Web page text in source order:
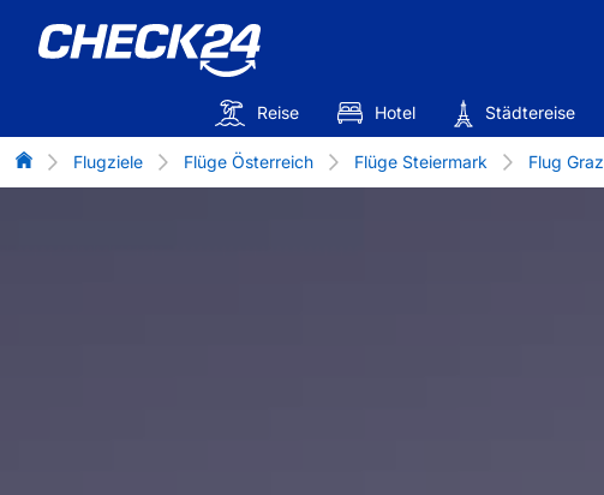
Reise Hotel Städtereise
Flug-Vergleich
Flugziele Flüge Österreich Flüge Steiermark Flug Graz